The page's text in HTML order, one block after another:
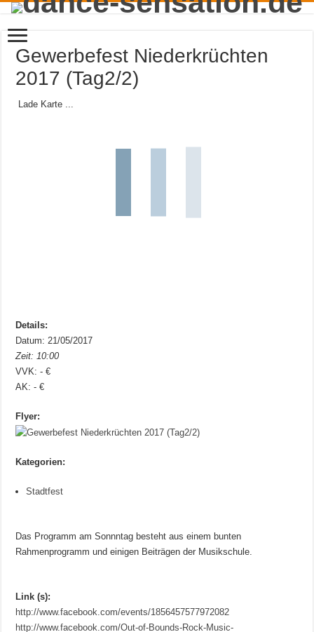
Gewerbefest Niederkrüchten
2017 (Tag2/2)
Lade Karte ...
Details:
Datum: 21/05/2017
Zeit: 10:00
VVK: - €
AK: - €
Flyer:
Kategorien:
Stadtfest
Das Programm am Sonnntag besteht aus einem bunten
Rahmenprogramm und einigen Beiträgen der Musikschule.
Link (s):
http://www.facebook.com/events/1856457577972082
http://www.facebook.com/Out-of-Bounds-Rock-Music-